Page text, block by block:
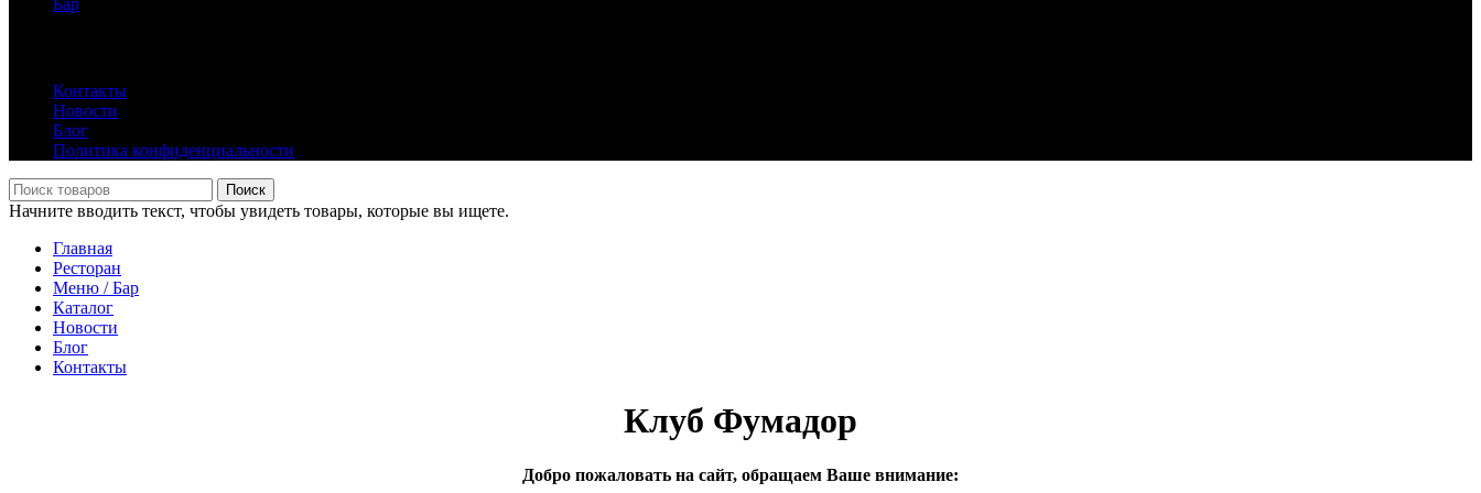
Бар
Контакты
Новости
Блог
Политика конфиденциальности
Поиск
Начните вводить текст, чтобы увидеть товары, которые вы ищете.
Главная
Ресторан
Меню / Бар
Каталог
Новости
Блог
Контакты
Клуб Фумадор
Добро пожаловать на сайт, обращаем Ваше внимание: